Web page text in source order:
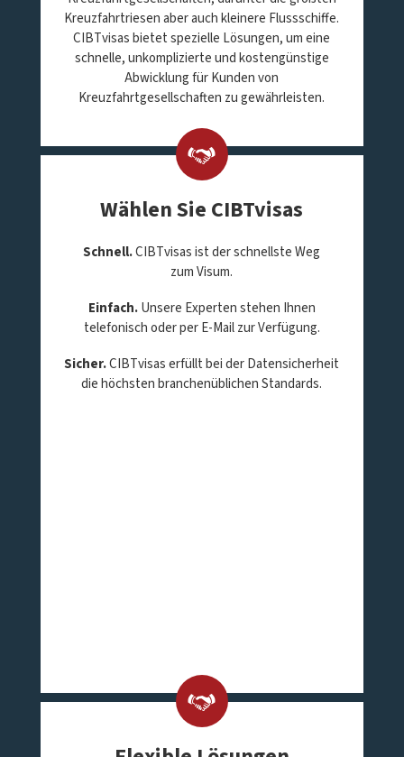
Kreuzfahrtriesen aber auch kleinere Flussschiffe.
CIBTvisas bietet spezielle Lösungen, um eine
schnelle, unkomplizierte und kostengünstige
Abwicklung für Kunden von
Kreuzfahrtgesellschaften zu gewährleisten.
Wählen Sie CIBTvisas
Schnell.CIBTvisas ist der schnellste Weg
zum Visum.
Einfach.Unsere Experten stehen Ihnen
telefonisch oder per E-Mail zur Verfügung.
Sicher.CIBTvisas erfüllt bei der Datensicherheit
die höchsten branchenüblichen Standards.